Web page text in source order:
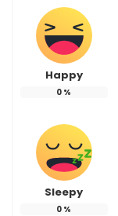
Happy
0 %
Sleepy
0 %